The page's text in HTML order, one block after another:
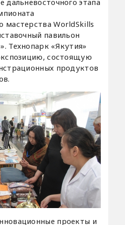
дальневосточного этапа
мастерства WorldSkills
павильон
Технопарк «Якутия»
состоящую
продуктов
проекты и